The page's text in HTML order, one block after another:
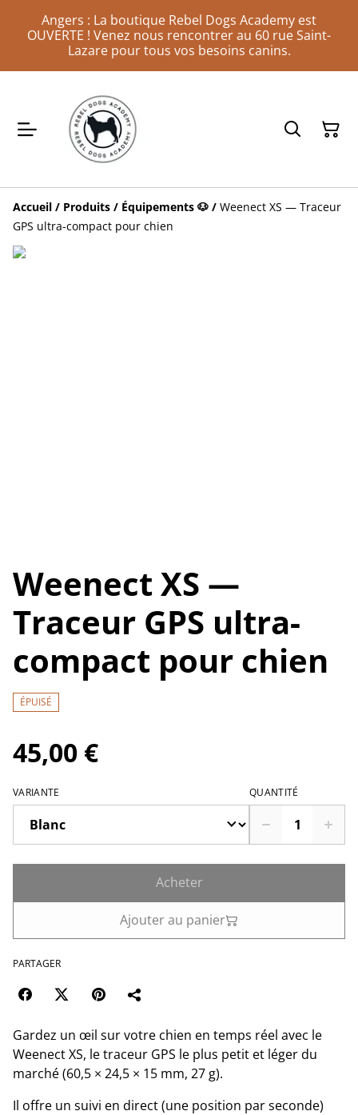
Angers : La boutique Rebel Dogs Academy est
OUVERTE ! Venez nous rencontrer au 60 rue Saint-
Lazare pour tous vos besoins canins.
Accueil / Produits / Équipements 🐶 / Weenect XS — Traceur
GPS ultra-compact pour chien
Weenect XS —
Traceur GPS ultra-
compact pour chien
ÉPUISÉ
45,00 €
VARIANTE QUANTITÉ
Acheter
Ajouter au panier
PARTAGER
Gardez un œil sur votre chien en temps réel avec le
Weenect XS, le traceur GPS le plus petit et léger du
marché (60,5 × 24,5 × 15 mm, 27 g).
Il offre un suivi en direct (une position par seconde)